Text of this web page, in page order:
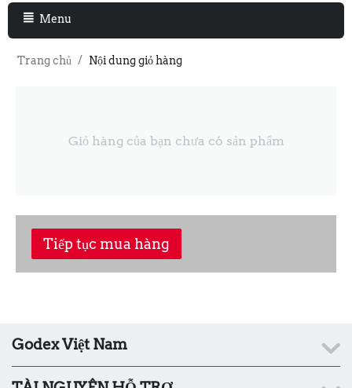
Menu
Trang chủ / Nội dung giỏ hàng
Giỏ hàng của bạn chưa có sản phẩm
Tiếp tục mua hàng
Godex Việt Nam